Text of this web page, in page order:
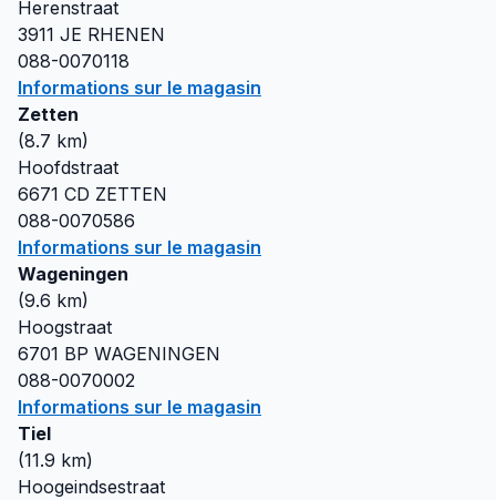
Herenstraat
3911 JE RHENEN
088-0070118
Informations sur le magasin
Zetten
(8.7 km)
Hoofdstraat
6671 CD ZETTEN
088-0070586
Informations sur le magasin
Wageningen
(9.6 km)
Hoogstraat
6701 BP WAGENINGEN
088-0070002
Informations sur le magasin
Tiel
(11.9 km)
Hoogeindsestraat